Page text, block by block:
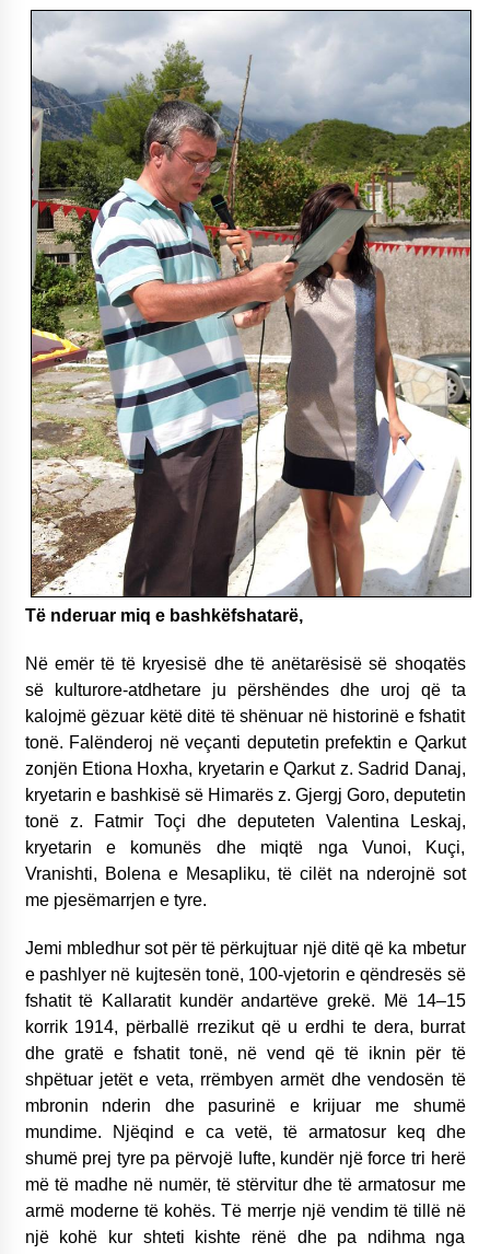
Të nderuar miq e bashkëfshatarë,
Në emër të të kryesisë dhe të anëtarësisë së shoqatës
së kulturore-atdhetare ju përshëndes dhe uroj që ta
kalojmë gëzuar këtë ditë të shënuar në historinë e fshatit
tonë. Falënderoj në veçanti deputetin prefektin e Qarkut
zonjën Etiona Hoxha, kryetarin e Qarkut z. Sadrid Danaj,
kryetarin e bashkisë së Himarës z. Gjergj Goro, deputetin
tonë z. Fatmir Toçi dhe deputeten Valentina Leskaj,
kryetarin e komunës dhe miqtë nga Vunoi, Kuçi,
Vranishti, Bolena e Mesapliku, të cilët na nderojnë sot
me pjesëmarrjen e tyre.
Jemi mbledhur sot për të përkujtuar një ditë që ka mbetur
e pashlyer në kujtesën tonë, 100-vjetorin e qëndresës së
fshatit të Kallaratit kundër andartëve grekë. Më 14–15
korrik 1914, përballë rrezikut që u erdhi te dera, burrat
dhe gratë e fshatit tonë, në vend që të iknin për të
shpëtuar jetët e veta, rrëmbyen armët dhe vendosën të
mbronin nderin dhe pasurinë e krijuar me shumë
mundime. Njëqind e ca vetë, të armatosur keq dhe
shumë prej tyre pa përvojë lufte, kundër një force tri herë
më të madhe në numër, të stërvitur dhe të armatosur me
armë moderne të kohës. Të merrje një vendim të tillë në
një kohë kur shteti kishte rënë dhe pa ndihma nga